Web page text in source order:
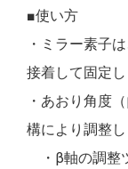
■使い方
・ミラー素子
接着して固定し
・あおり角度
構により調整し
・β軸の調整